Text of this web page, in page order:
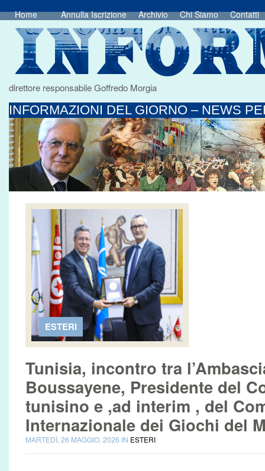
Home Annulla Iscrizione Archivio Chi Siamo Contatti
direttore responsabile Goffredo Morgia
INFORMAZIONI DEL GIORNO – NEWS
ESTERI
Tunisia, incontro tra
Boussayene, Presidente del
tunisino e ,ad interim , del
Internazionale dei Giochi del
MARTEDÌ, 26 MAGGIO, 2026 IN ESTERI